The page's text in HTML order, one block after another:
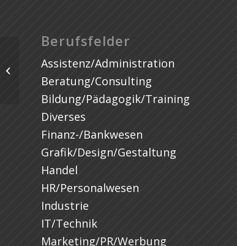
Berufsfelder
Assistenz/Administration
Beratung/Consulting
Bildung/Pädagogik/Training
Diverses
Finanz-/Bankwesen
Grafik/Design/Gestaltung
Handel
HR/Personalwesen
Industrie
IT/Technik
Marketing/PR/Werbung